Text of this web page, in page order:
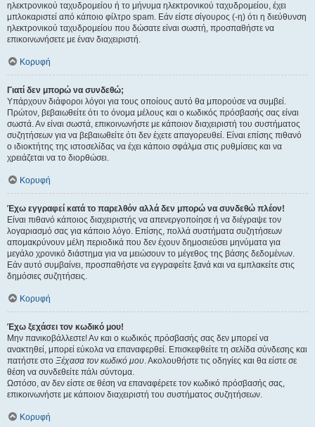
ηλεκτρονικού ταχυδρομείου ή το μήνυμα ηλεκτρονικού ταχυδρομείου, έχει
μπλοκαριστεί από κάποιο φίλτρο spam. Εάν είστε σίγουρος (-η) ότι η διεύθυνση
ηλεκτρονικού ταχυδρομείου που δώσατε είναι σωστή, προσπαθήστε να
επικοινωνήσετε με έναν διαχειριστή.
Κορυφή
Γιατί δεν μπορώ να συνδεθώ;
Υπάρχουν διάφοροι λόγοι για τους οποίους αυτό θα μπορούσε να συμβεί.
Πρώτον, βεβαιωθείτε ότι το όνομα μέλους και ο κωδικός πρόσβασής σας είναι
σωστά. Αν είναι σωστά, επικοινωνήστε με κάποιον διαχειριστή του συστήματος
συζητήσεων για να βεβαιωθείτε ότι δεν έχετε απαγορευθεί. Είναι επίσης πιθανό
ο ιδιοκτήτης της ιστοσελίδας να έχει κάποιο σφάλμα στις ρυθμίσεις και να
χρειάζεται να το διορθώσει.
Κορυφή
Έχω εγγραφεί κατά το παρελθόν αλλά δεν μπορώ να συνδεθώ πλέον!
Είναι πιθανό κάποιος διαχειριστής να απενεργοποίησε ή να διέγραψε τον
λογαριασμό σας για κάποιο λόγο. Επίσης, πολλά συστήματα συζητήσεων
απομακρύνουν μέλη περιοδικά που δεν έχουν δημοσιεύσει μηνύματα για
μεγάλο χρονικό διάστημα για να μειώσουν το μέγεθος της βάσης δεδομένων.
Εάν αυτό συμβαίνει, προσπαθήστε να εγγραφείτε ξανά και να εμπλακείτε στις
δημόσιες συζητήσεις.
Κορυφή
Έχω ξεχάσει τον κωδικό μου!
Μην πανικοβάλλεστε! Αν και ο κωδικός πρόσβασής σας δεν μπορεί να
ανακτηθεί, μπορεί εύκολα να επαναφερθεί. Επισκεφθείτε τη σελίδα σύνδεσης και
πατήστε στο Ξέχασα τον κωδικό μου. Ακολουθήστε τις οδηγίες και θα είστε σε
θέση να συνδεθείτε πάλι σύντομα.
Ωστόσο, αν δεν είστε σε θέση να επαναφέρετε τον κωδικό πρόσβασής σας,
επικοινωνήστε με κάποιον διαχειριστή του συστήματος συζητήσεων.
Κορυφή